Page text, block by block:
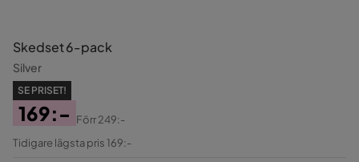
Skedset 6-pack
Silver
SE PRISET!
Pris
169:-
Original
Förr249:-
Tidigare lägsta pris 169:-